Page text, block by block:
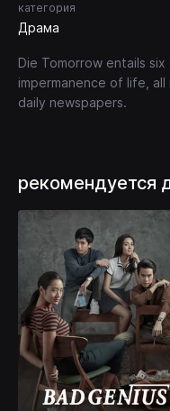
категория
Драма
Die Tomorrow entails
impermanence of life,
daily newspapers.
рекомендуется